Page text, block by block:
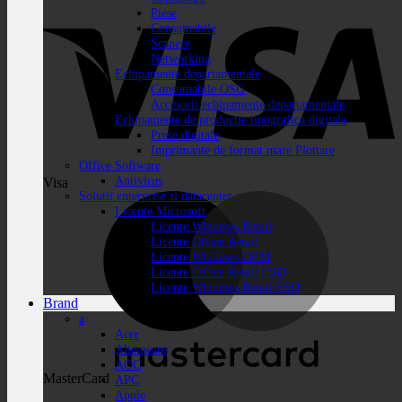
Visa
MasterCard
Piese
Consumabile
Scanere
Networking
Echipamente departamentale
Consumabile OSG
Accesorii echipamente departamentale
Echipamente de productie tipografica digitala
Prese digitale
Imprimante de format mare Plottare
Office Software
Antivirus
Solutii enterprise si datacenter
Licente Microsoft
Licente Windows Retail
Licente Office Retail
Licente Windows OEM
Licente Office Retail ESD
Licente Windows Retail ESD
Brand
a
Acer
Alienware
AOC
APC
Apple